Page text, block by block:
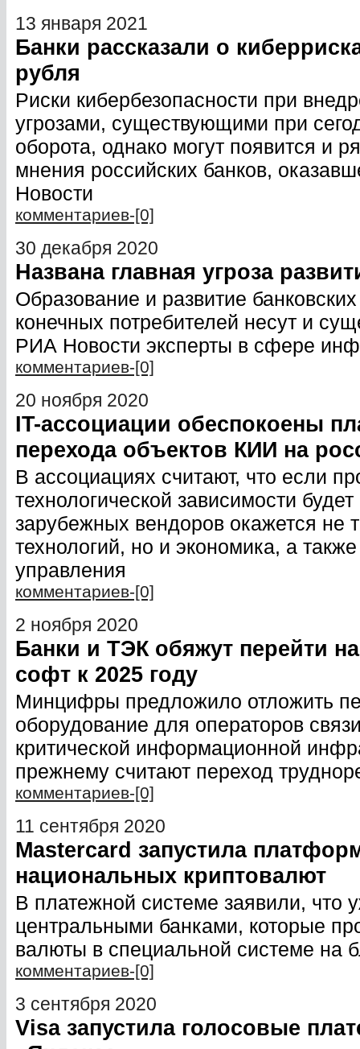
13 января 2021
Банки рассказали о
рубля
Риски кибербезопасности при
угрозами, существующими при
оборота, однако могут появится и
мнения российских банков,
Новости
комментариев-[0]
30 декабря 2020
Названа главная угроза
Образование и развитие
конечных потребителей несут и
РИА Новости эксперты в сфере
комментариев-[0]
20 ноября 2020
IT-ассоциации обеспокоены
перехода объектов КИИ на
В ассоциациях считают, что если
технологической зависимости
зарубежных вендоров окажется не
технологий, но и экономика, а
управления
комментариев-[0]
2 ноября 2020
Банки и ТЭК обяжут перейти
софт к 2025 году
Минцифры предложило отложить
оборудование для операторов
критической информационной
прежнему считают переход
комментариев-[0]
11 сентября 2020
Mastercard запустила
национальных криптовалют
В платежной системе заявили, что
центральными банками, которые
валюты в специальной системе на
комментариев-[0]
3 сентября 2020
Visa запустила голосовые